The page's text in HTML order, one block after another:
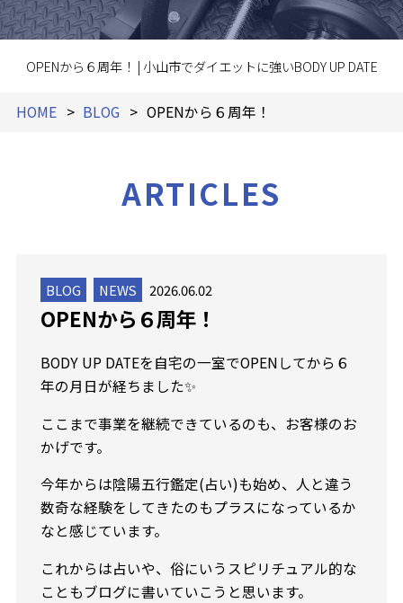
OPENから６周年！ | 小山市でダイエットに強いBODY UP DATE
HOME BLOG OPENから６周年！
ARTICLES
BLOG NEWS 2026.06.02
OPENから６周年！
BODY UP DATEを自宅の一室でOPENしてから６
年の月日が経ちました✨
ここまで事業を継続できているのも、お客様のお
かげです。
今年からは陰陽五行鑑定(占い)も始め、人と違う
数奇な経験をしてきたのもプラスになっているか
なと感じています。
これからは占いや、俗にいうスピリチュアル的な
こともブログに書いていこうと思います。